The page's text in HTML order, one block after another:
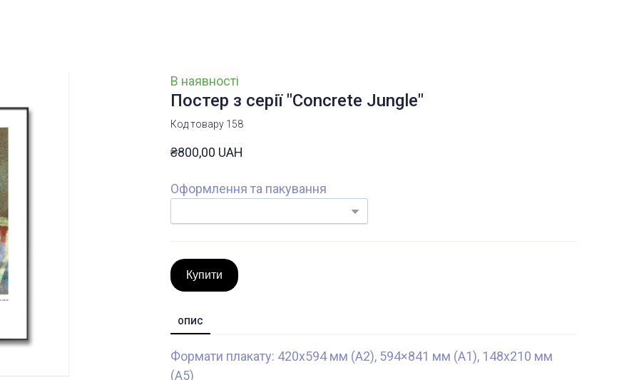
В наявності
Постер з серії "Concrete Jungle"
Код товару 158
₴800,00 UAH
Оформлення та пакування
Купити
ОПИС
Формати плакату: 420x594 мм (А2), 594×841 мм (А1), 148x210 мм
(А5)